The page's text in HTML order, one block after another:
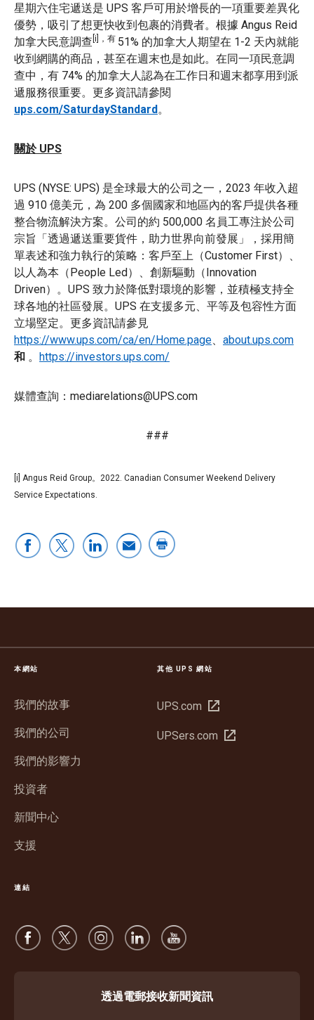
星期六住宅遞送是 UPS 客戶可用於增長的一項重要差異化
優勢，吸引了想更快收到包裹的消費者。根據 Angus Reid
加拿大民意調查 [i]，有 51% 的加拿大人期望在 1-2 天內就能
收到網購的商品，甚至在週末也是如此。在同一項民意調
查中，有 74% 的加拿大人認為在工作日和週末都享用到派
遞服務很重要。更多資訊請參閱
ups.com/SaturdayStandard。
關於 UPS
UPS (NYSE: UPS) 是全球最大的公司之一，2023 年收入超
過 910 億美元，為 200 多個國家和地區內的客戶提供各種
整合物流解決方案。公司的約 500,000 名員工專注於公司
宗旨「透過遞送重要貨件，助力世界向前發展」，採用簡
單表述和強力執行的策略：客戶至上（Customer First）、
以人為本（People Led）、創新驅動（Innovation
Driven）。UPS 致力於降低對環境的影響，並積極支持全
球各地的社區發展。UPS 在支援多元、平等及包容性方面
立場堅定。更多資訊請參見
https://www.ups.com/ca/en/Home.page、 about.ups.com
和 。 https://investors.ups.com/
媒體查詢：mediarelations@UPS.com
###
[i] Angus Reid Group。2022. Canadian Consumer Weekend Delivery
Service Expectations.
本網站
我們的故事
我們的公司
我們的影響力
投資者
新聞中心
支援
其他 UPS 網站
UPS.com 在
視
UPSers.com 在
連結
透過電郵接收新聞資訊